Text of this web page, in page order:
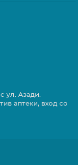
ул. Азади.
аптеки, вход со